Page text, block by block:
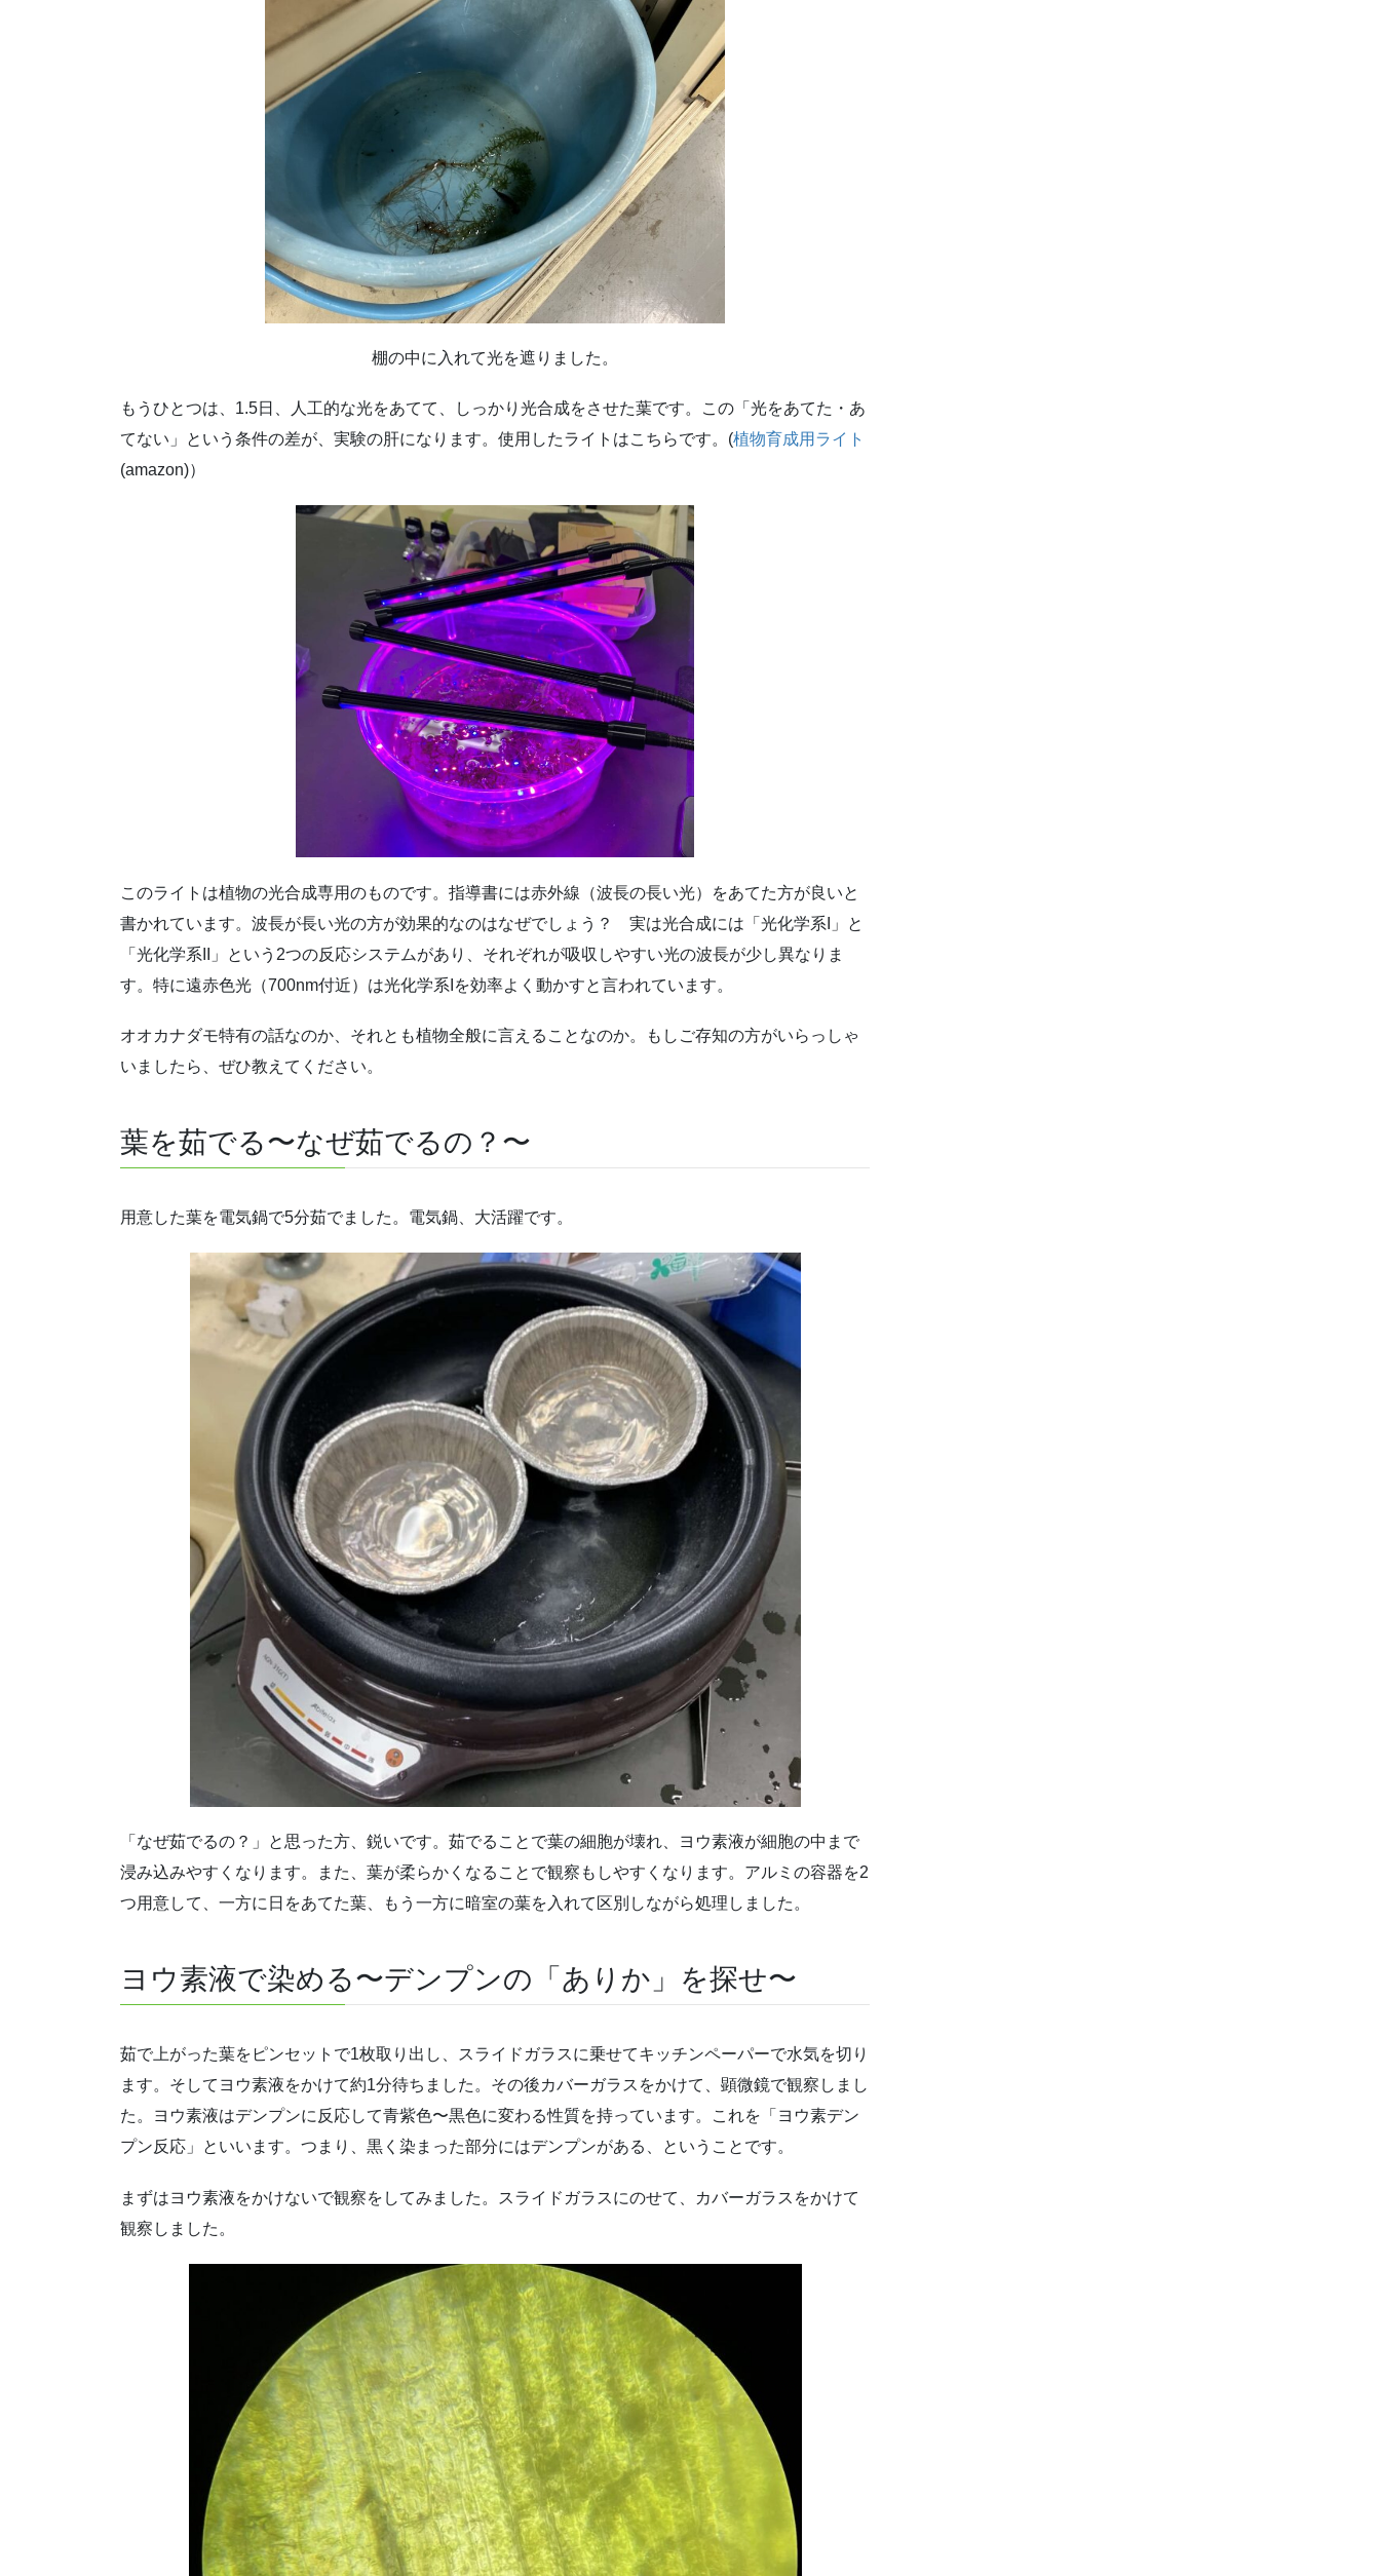
棚の中に入れて光を遮りました。
もうひとつは、1.5日、人工的な光をあてて、しっかり光合成をさせた葉です。この「光をあてた・あ
てない」という条件の差が、実験の肝になります。使用したライトはこちらです。(植物育成用ライト
(amazon)）
このライトは植物の光合成専用のものです。指導書には赤外線（波長の長い光）をあてた方が良いと
書かれています。波長が長い光の方が効果的なのはなぜでしょう？ 実は光合成には「光化学系I」と
「光化学系II」という2つの反応システムがあり、それぞれが吸収しやすい光の波長が少し異なりま
す。特に遠赤色光（700nm付近）は光化学系Iを効率よく動かすと言われています。
オオカナダモ特有の話なのか、それとも植物全般に言えることなのか。もしご存知の方がいらっしゃ
いましたら、ぜひ教えてください。
葉を茹でる〜なぜ茹でるの？〜
用意した葉を電気鍋で5分茹でました。電気鍋、大活躍です。
「なぜ茹でるの？」と思った方、鋭いです。茹でることで葉の細胞が壊れ、ヨウ素液が細胞の中まで
浸み込みやすくなります。また、葉が柔らかくなることで観察もしやすくなります。アルミの容器を2
つ用意して、一方に日をあてた葉、もう一方に暗室の葉を入れて区別しながら処理しました。
ヨウ素液で染める〜デンプンの「ありか」を探せ〜
茹で上がった葉をピンセットで1枚取り出し、スライドガラスに乗せてキッチンペーパーで水気を切り
ます。そしてヨウ素液をかけて約1分待ちました。その後カバーガラスをかけて、顕微鏡で観察しまし
た。ヨウ素液はデンプンに反応して青紫色〜黒色に変わる性質を持っています。これを「ヨウ素デン
プン反応」といいます。つまり、黒く染まった部分にはデンプンがある、ということです。
まずはヨウ素液をかけないで観察をしてみました。スライドガラスにのせて、カバーガラスをかけて
観察しました。